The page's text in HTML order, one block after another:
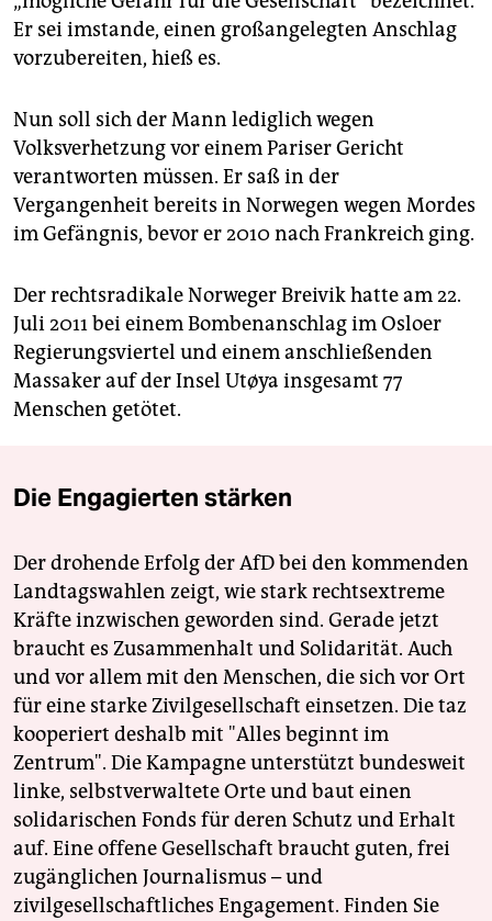
Er sei imstande, einen großangelegten Anschlag
vorzubereiten, hieß es.
Nun soll sich der Mann lediglich wegen
Volksverhetzung vor einem Pariser Gericht
verantworten müssen. Er saß in der
Vergangenheit bereits in Norwegen wegen Mordes
im Gefängnis, bevor er 2010 nach Frankreich ging.
Der rechtsradikale Norweger Breivik hatte am 22.
Juli 2011 bei einem Bombenanschlag im Osloer
Regierungsviertel und einem anschließenden
Massaker auf der Insel Utøya insgesamt 77
Menschen getötet.
Die Engagierten stärken
Der drohende Erfolg der AfD bei den kommenden
Landtagswahlen zeigt, wie stark rechtsextreme
Kräfte inzwischen geworden sind. Gerade jetzt
braucht es Zusammenhalt und Solidarität. Auch
und vor allem mit den Menschen, die sich vor Ort
für eine starke Zivilgesellschaft einsetzen. Die taz
kooperiert deshalb mit "Alles beginnt im
Zentrum". Die Kampagne unterstützt bundesweit
linke, selbstverwaltete Orte und baut einen
solidarischen Fonds für deren Schutz und Erhalt
auf. Eine offene Gesellschaft braucht guten, frei
zugänglichen Journalismus – und
zivilgesellschaftliches Engagement. Finden Sie